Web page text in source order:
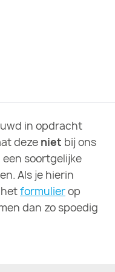
in opdracht
deze niet bij ons
soortgelijke
Als je hierin
formulierop
dan zo spoedig